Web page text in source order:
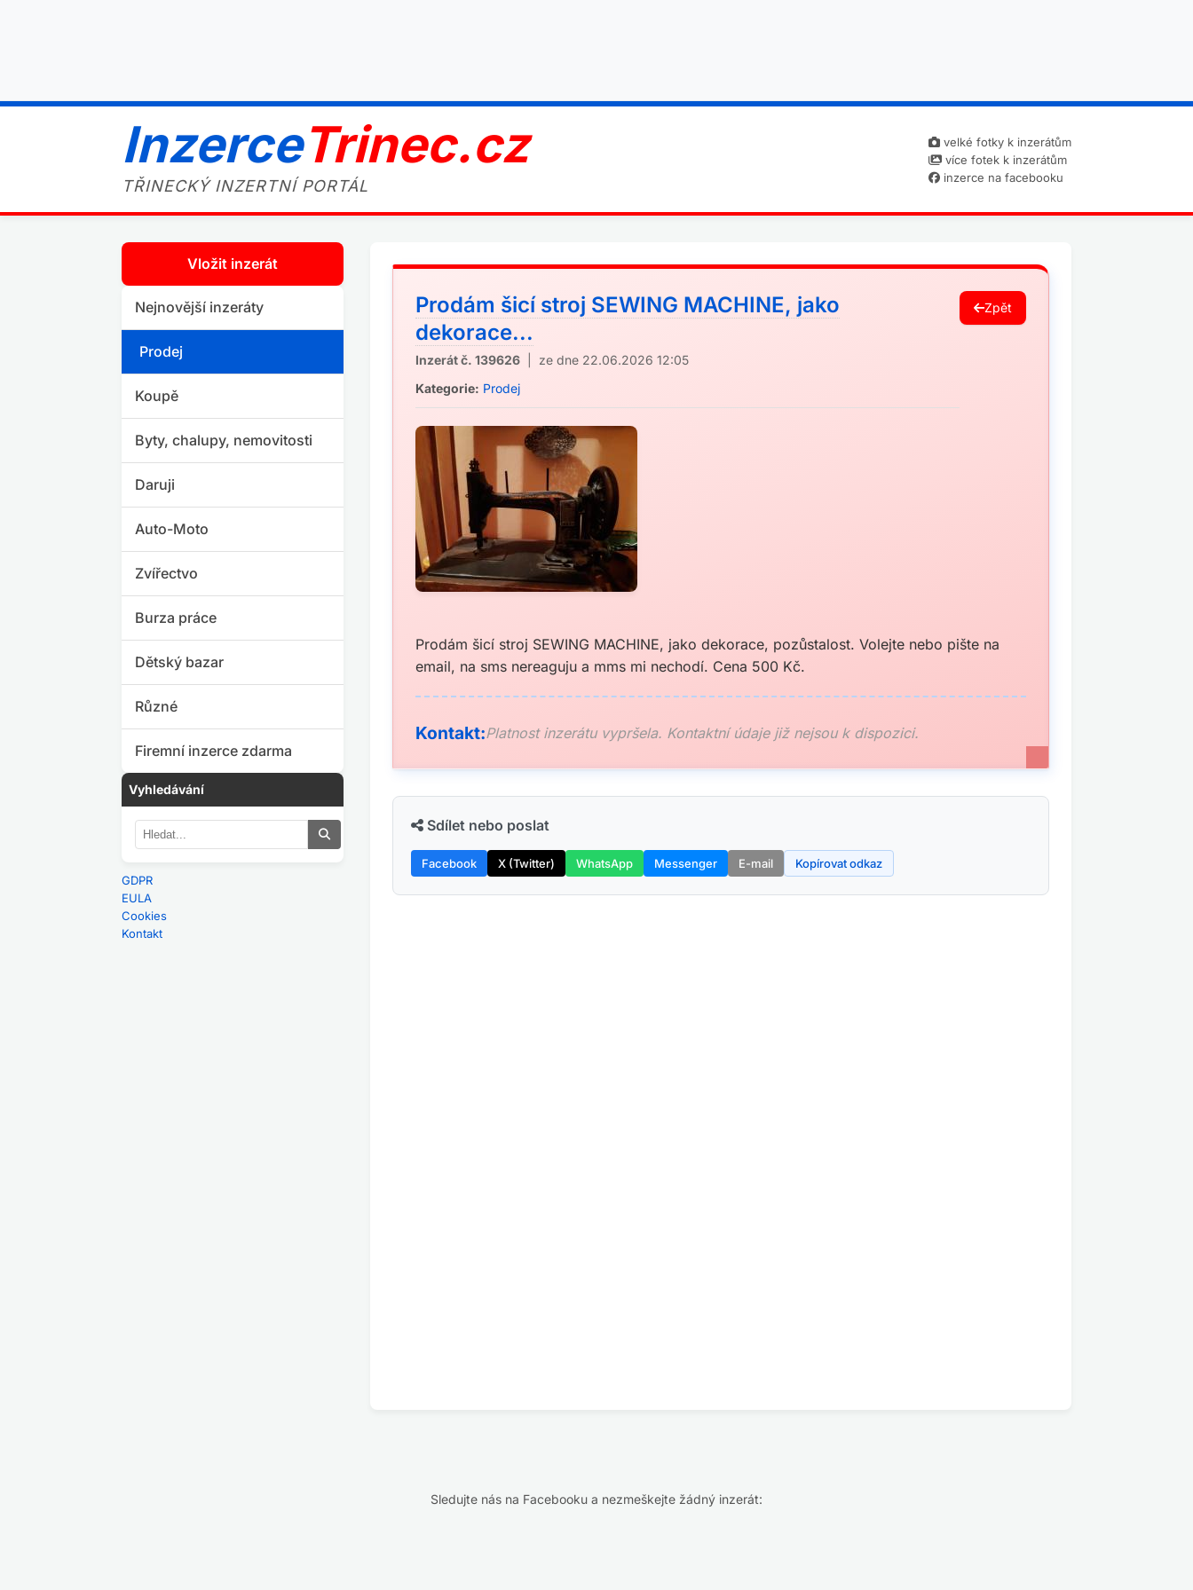
InzerceTrinec.cz
TŘINECKÝ INZERTNÍ PORTÁL
velké fotky k inzerátům
více fotek k inzerátům
inzerce na facebooku
Vložit inzerát
Nejnovější inzeráty
Prodej
Koupě
Byty, chalupy, nemovitosti
Daruji
Auto-Moto
Zvířectvo
Burza práce
Dětský bazar
Různé
Firemní inzerce zdarma
Vyhledávání
GDPR
EULA
Cookies
Kontakt
Prodám šicí stroj SEWING MACHINE, jako
dekorace...
Inzerát č. 139626 | ze dne 22.06.2026 12:05
Kategorie: Prodej
Zpět
Prodám šicí stroj SEWING MACHINE, jako dekorace, pozůstalost. Volejte nebo pište na
email, na sms nereaguju a mms mi nechodí. Cena 500 Kč.
Kontakt:Platnost inzerátu vypršela. Kontaktní údaje již nejsou k dispozici.
Sdílet nebo poslat
Facebook X (Twitter) WhatsApp Messenger E-mail Kopírovat odkaz
Sledujte nás na Facebooku a nezmeškejte žádný inzerát: